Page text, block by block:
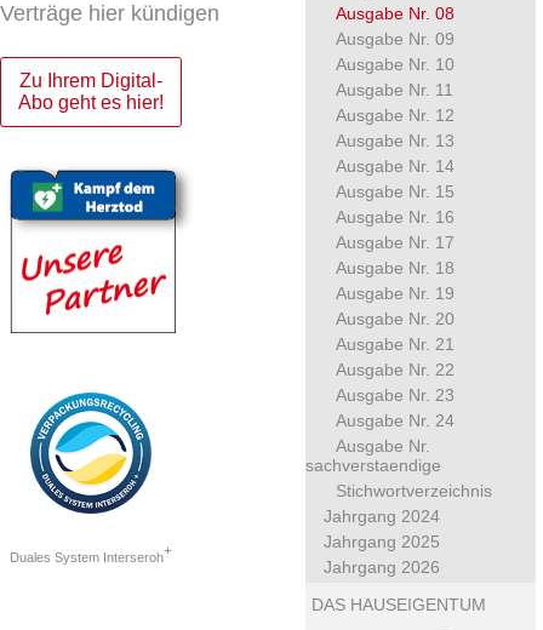
Verträge hier kündigen
Zu Ihrem Digital-
Abo geht es hier!
Duales System Interseroh+
Ausgabe Nr. 08
Ausgabe Nr. 09
Ausgabe Nr. 10
Ausgabe Nr. 11
Ausgabe Nr. 12
Ausgabe Nr. 13
Ausgabe Nr. 14
Ausgabe Nr. 15
Ausgabe Nr. 16
Ausgabe Nr. 17
Ausgabe Nr. 18
Ausgabe Nr. 19
Ausgabe Nr. 20
Ausgabe Nr. 21
Ausgabe Nr. 22
Ausgabe Nr. 23
Ausgabe Nr. 24
Ausgabe Nr.
sachverstaendige
Stichwortverzeichnis
Jahrgang 2024
Jahrgang 2025
Jahrgang 2026
DAS HAUSEIGENTUM